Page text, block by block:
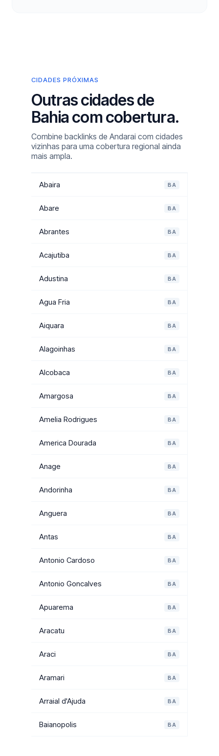
CIDADES PRÓXIMAS
Outras cidades de
Bahia com cobertura.
Combine backlinks de Andarai com cidades
vizinhas para uma cobertura regional ainda
mais ampla.
Abaira BA
Abare BA
Abrantes BA
Acajutiba BA
Adustina BA
Agua Fria BA
Aiquara BA
Alagoinhas BA
Alcobaca BA
Amargosa BA
Amelia Rodrigues BA
America Dourada BA
Anage BA
Andorinha BA
Anguera BA
Antas BA
Antonio Cardoso BA
Antonio Goncalves BA
Apuarema BA
Aracatu BA
Araci BA
Aramari BA
Arraial d'Ajuda BA
Baianopolis BA